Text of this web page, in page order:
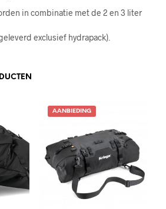
in combinatie met de 2 en 3 liter
exclusief hydrapack).
AANBIEDING